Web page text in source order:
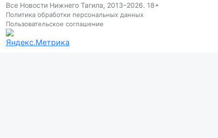
Все Новости Нижнего Тагила, 2013–2026. 18+
Политика обработки персональных данных/
Пользовательское соглашение